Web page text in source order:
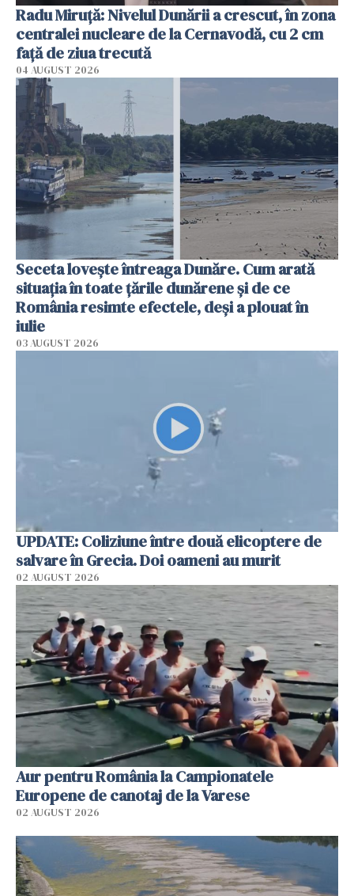
Radu Miruţă: Nivelul Dunării a crescut, în zona
centralei nucleare de la Cernavodă, cu 2 cm
faţă de ziua trecută
04 AUGUST 2026
Seceta lovește întreaga Dunăre. Cum arată
situația în toate țările dunărene și de ce
România resimte efectele, deși a plouat în
iulie
03 AUGUST 2026
UPDATE: Coliziune între două elicoptere de
salvare în Grecia. Doi oameni au murit
02 AUGUST 2026
Aur pentru România la Campionatele
Europene de canotaj de la Varese
02 AUGUST 2026